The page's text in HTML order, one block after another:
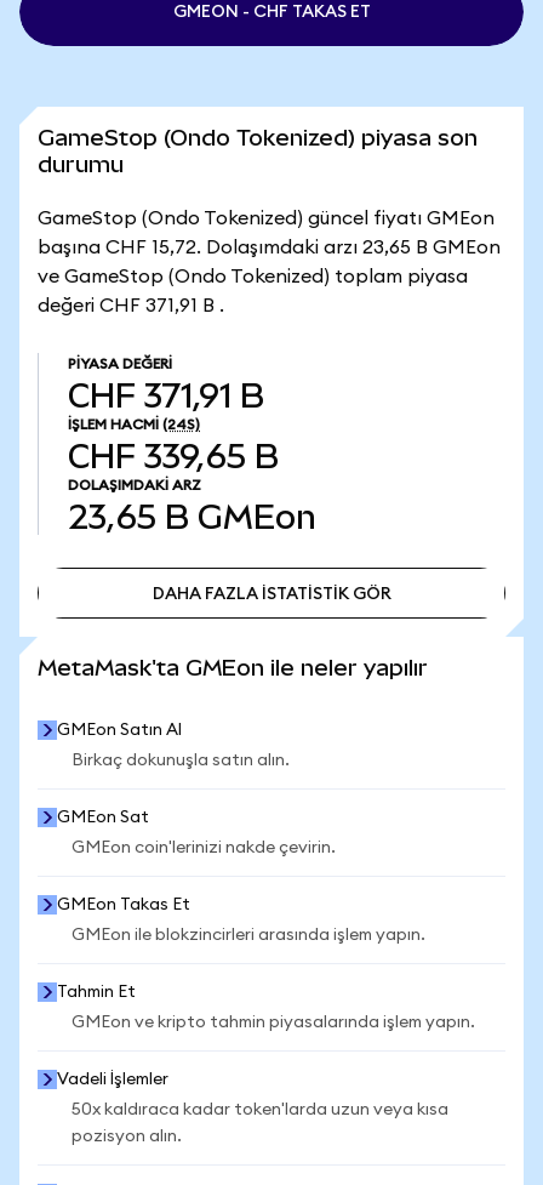
GMEON - CHF TAKAS ET
GameStop (Ondo Tokenized) piyasa son
durumu
GameStop (Ondo Tokenized) güncel fiyatı GMEon
başına CHF 15,72. Dolaşımdaki arzı 23,65 B GMEon
ve GameStop (Ondo Tokenized) toplam piyasa
değeri CHF 371,91 B .
PIYASA DEĞERI
CHF 371,91 B
İŞLEM HACMI (24S)
CHF 339,65 B
DOLAŞIMDAKI ARZ
23,65 B GMEon
DAHA FAZLA İSTATİSTİK GÖR
MetaMask'ta GMEon ile neler yapılır
GMEon Satın Al
Birkaç dokunuşla satın alın.
GMEon Sat
GMEon coin'lerinizi nakde çevirin.
GMEon Takas Et
GMEon ile blokzincirleri arasında işlem yapın.
Tahmin Et
GMEon ve kripto tahmin piyasalarında işlem yapın.
Vadeli İşlemler
50x kaldıraca kadar token'larda uzun veya kısa
pozisyon alın.